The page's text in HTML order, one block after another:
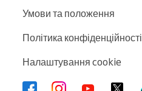
Умови та положення
Політика конфіденційності
Налаштування cookie